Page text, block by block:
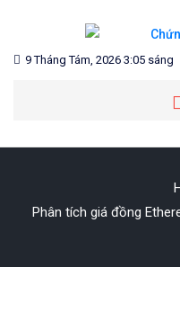
content
CHỨNG
Blog chia sẻ về Chứng Khoán
9 Tháng Tám, 2026 3:05 sáng
Phân tích giá đồng